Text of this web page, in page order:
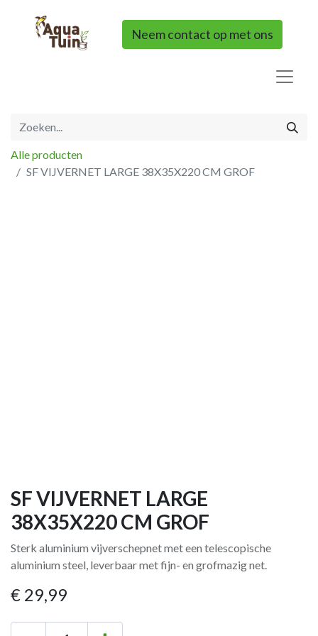
Neem contact op met ons
Alle producten
SF VIJVERNET LARGE 38X35X220 CM GROF
SF VIJVERNET LARGE
38X35X220 CM GROF
Sterk aluminium vijverschep­net met een telescopische
aluminium steel, leverbaar met fijn- en grofmazig net.
€ 29,99